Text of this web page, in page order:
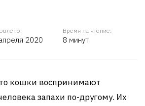
2020
Время на чтение:
8 минут
кошки воспринимают
запахи по-другому. Их